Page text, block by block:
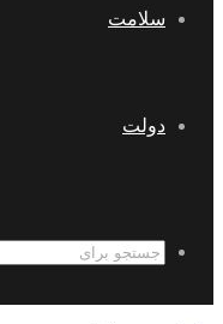
سلامت
دولت